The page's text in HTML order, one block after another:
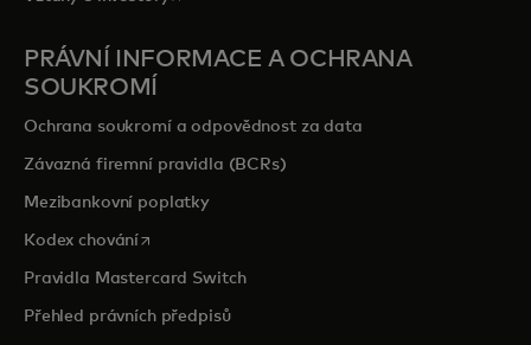
PRÁVNÍ INFORMACE A OCHRANA
SOUKROMÍ
Ochrana soukromí a odpovědnost za data
Závazná firemní pravidla (BCRs)
Mezibankovní poplatky
Kodex chováníopens in a new tab
Pravidla Mastercard Switch
Přehled právních předpisů